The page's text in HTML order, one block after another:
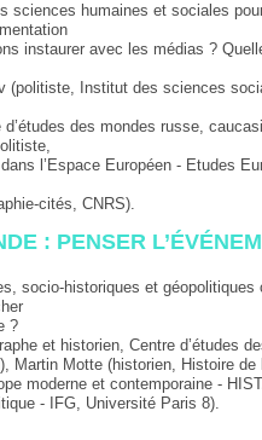
sciences humaines et sociales
instaurer avec les médias ?
(politiste, Institut des sciences
des mondes russe,
l’Espace Européen - Etudes
cités, CNRS).
: PENSER
socio-historiques et géopolitiques
?
et historien, Centre d’études
Martin Motte (historien, Histoire de
moderne et contemporaine -
- IFG, Université Paris 8).